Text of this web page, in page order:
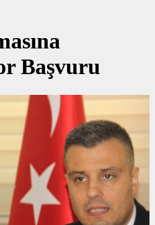
Başvuru